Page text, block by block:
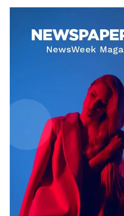
AIN NEWS 1
Contact Us
Privacy Policy
Terms of Use Agreement
Facebook
X WhatsApp
Share